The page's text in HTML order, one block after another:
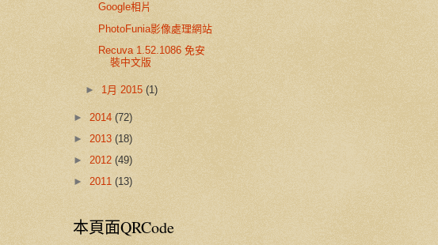
Google相片
PhotoFunia影像處理網站
Recuva 1.52.1086 免安
裝中文版
► 1月 2015(1)
► 2014 (72)
► 2013 (18)
► 2012 (49)
► 2011 (13)
本頁面QRCode